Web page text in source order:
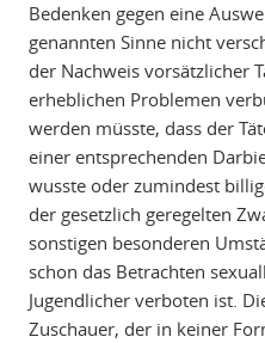
Bedenken gegen eine
genannten Sinne nicht
der Nachweis vorsätzlicher
erheblichen Problemen
werden müsste, dass der
einer entsprechenden
wusste oder zumindest
der gesetzlich geregelten
sonstigen besonderen
schon das Betrachten
Jugendlicher verboten ist.
Zuschauer, der in keiner